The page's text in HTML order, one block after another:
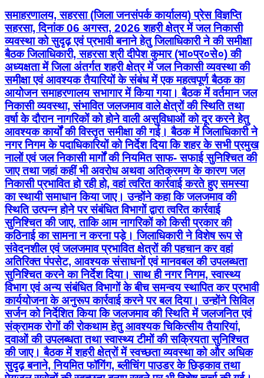
समाहरणालय, सहरसा (जिला जनसंपर्क कार्यालय) प्रेस विज्ञप्ति
सहरसा, दिनांक 06 अगस्त, 2026 शहरी क्षेत्र में जल निकासी
व्यवस्था को सुदृढ़ एवं प्रभावी बनाने हेतु जिलाधिकारी ने की समीक्षा
बैठक जिलाधिकारी, सहरसा श्री दीपेश कुमार (भा०प्र०से०) की
अध्यक्षता में जिला अंतर्गत शहरी क्षेत्र में जल निकासी व्यवस्था की
समीक्षा एवं आवश्यक तैयारियों के संबंध में एक महत्वपूर्ण बैठक का
आयोजन समाहरणालय सभागार में किया गया। बैठक में वर्तमान जल
निकासी व्यवस्था, संभावित जलजमाव वाले क्षेत्रों की स्थिति तथा
वर्षा के दौरान नागरिकों को होने वाली असुविधाओं को दूर करने हेतु
आवश्यक कार्यों की विस्तृत समीक्षा की गई। बैठक में जिलाधिकारी ने
नगर निगम के पदाधिकारियों को निर्देश दिया कि शहर के सभी प्रमुख
नालों एवं जल निकासी मार्गों की नियमित साफ- सफाई सुनिश्चित की
जाए तथा जहां कहीं भी अवरोध अथवा अतिक्रमण के कारण जल
निकासी प्रभावित हो रही हो, वहां त्वरित कार्रवाई करते हुए समस्या
का स्थायी समाधान किया जाए। उन्होंने कहा कि जलजमाव की
स्थिति उत्पन्न होने पर संबंधित विभागों द्वारा त्वरित कार्रवाई
सुनिश्चित की जाए, ताकि आम नागरिकों को किसी प्रकार की
कठिनाई का सामना न करना पड़े। जिलाधिकारी ने विशेष रूप से
संवेदनशील एवं जलजमाव प्रभावित क्षेत्रों की पहचान कर वहां
अतिरिक्त पंपसेट, आवश्यक संसाधनों एवं मानवबल की उपलब्धता
सुनिश्चित करने का निर्देश दिया। साथ ही नगर निगम, स्वास्थ्य
विभाग एवं अन्य संबंधित विभागों के बीच समन्वय स्थापित कर प्रभावी
कार्ययोजना के अनुरूप कार्रवाई करने पर बल दिया। उन्होंने सिविल
सर्जन को निर्देशित किया कि जलजमाव की स्थिति में जलजनित एवं
संक्रामक रोगों की रोकथाम हेतु आवश्यक चिकित्सीय तैयारियां,
दवाओं की उपलब्धता तथा स्वास्थ्य टीमों की सक्रियता सुनिश्चित
की जाए। बैठक में शहरी क्षेत्रों में स्वच्छता व्यवस्था को और अधिक
सुदृढ़ बनाने, नियमित फॉगिंग, ब्लीचिंग पाउडर के छिड़काव तथा